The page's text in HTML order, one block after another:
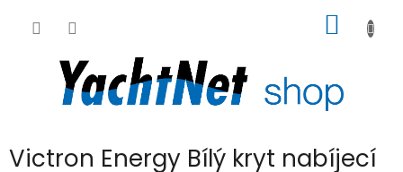
KOŠÍK
Victron Energy Bílý kryt nabíjecí